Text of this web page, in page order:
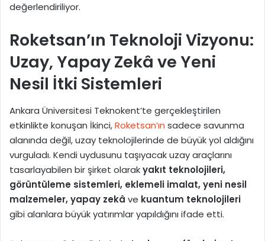
değerlendiriliyor.
Roketsan’ın Teknoloji Vizyonu:
Uzay, Yapay Zekâ ve Yeni
Nesil İtki Sistemleri
Ankara Üniversitesi Teknokent’te gerçekleştirilen
etkinlikte konuşan İkinci,Roketsan’ın sadece savunma
alanında değil, uzay teknolojilerinde de büyük yol aldığını
vurguladı. Kendi uydusunu taşıyacak uzay araçlarını
tasarlayabilen bir şirket olarakyakıt teknolojileri,
görüntüleme sistemleri, eklemeli imalat, yeni nesil
malzemeler, yapay zekâ ve kuantum teknolojileri
gibi alanlara büyük yatırımlar yapıldığını ifade etti.